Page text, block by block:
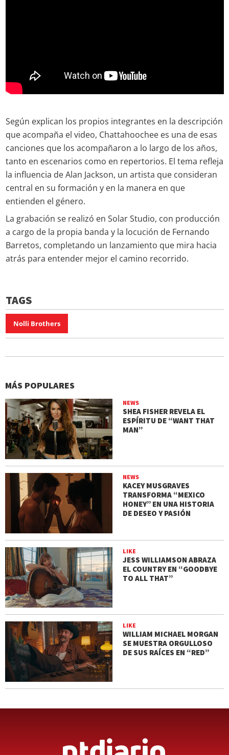
Según explican los propios integrantes en la descripción
que acompaña el video, Chattahoochee es una de esas
canciones que los acompañaron a lo largo de los años,
tanto en escenarios como en repertorios. El tema refleja
la influencia de Alan Jackson, un artista que consideran
central en su formación y en la manera en que
entienden el género.
La grabación se realizó en Solar Studio, con producción
a cargo de la propia banda y la locución de Fernando
Barretos, completando un lanzamiento que mira hacia
atrás para entender mejor el camino recorrido.
TAGS
Nolli Brothers
MÁS POPULARES
NEWS
SHEA FISHER REVELA EL
ESPÍRITU DE “WANT THAT
MAN”
NEWS
KACEY MUSGRAVES
TRANSFORMA “MEXICO
HONEY” EN UNA HISTORIA
DE DESEO Y PASIÓN
LIKE
JESS WILLIAMSON ABRAZA
EL COUNTRY EN “GOODBYE
TO ALL THAT”
LIKE
WILLIAM MICHAEL MORGAN
SE MUESTRA ORGULLOSO
DE SUS RAÍCES EN “RED”